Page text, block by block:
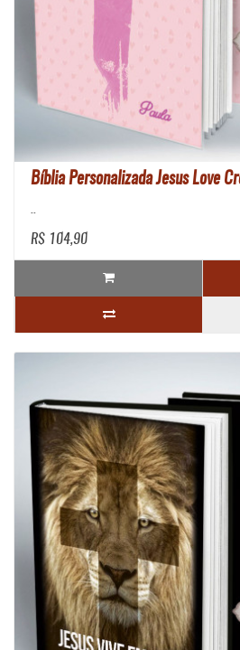
Bíblia Personalizada Jesus Love
..
R$ 104,90